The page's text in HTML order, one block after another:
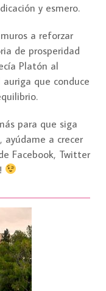
y esmero.
a reforzar
de prosperidad
Platón al
que conduce
para que siga
ayúdame a crecer
Facebook, Twitter